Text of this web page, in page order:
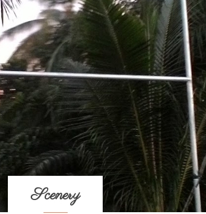
Scenery